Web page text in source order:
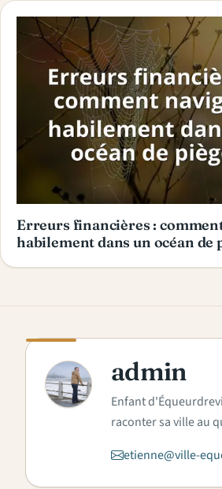
Erreurs financières :
habilement dans un océan de
A admin
Enfant
raconter sa ville au
etienne@ville-